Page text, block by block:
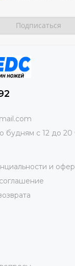
будням с 12 до 20
и